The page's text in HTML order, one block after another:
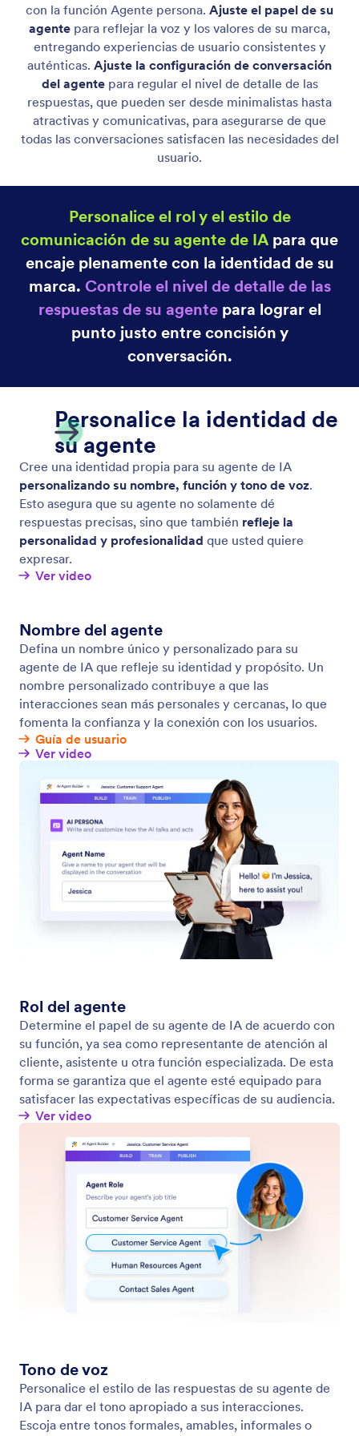
de IA con visibilidad detallada. En la vista de
Conversaciones del Agente, puede ver cada acción
que ejecuta su Agente de Salesforce, incluyendo si
tuvo éxito o falló, junto con los datos exactos que se
enviaron a Salesforce.
Cree la personalidad del agente
Diseñe una personalidad distintiva para su agente de
IA a través de los ajustes de rol y estilo de
conversación.
Adjust Your Agent's Tone of Voice
Ajuste el tono de su agente para que se
corresponda con su marca y capte a sus usuarios de
un modo que se ajuste a sus necesidades y objetivos
empresariales.
Visualice, gestione y realice el seguimiento de todas
las conversaciones de sus agentes en un solo lugar.